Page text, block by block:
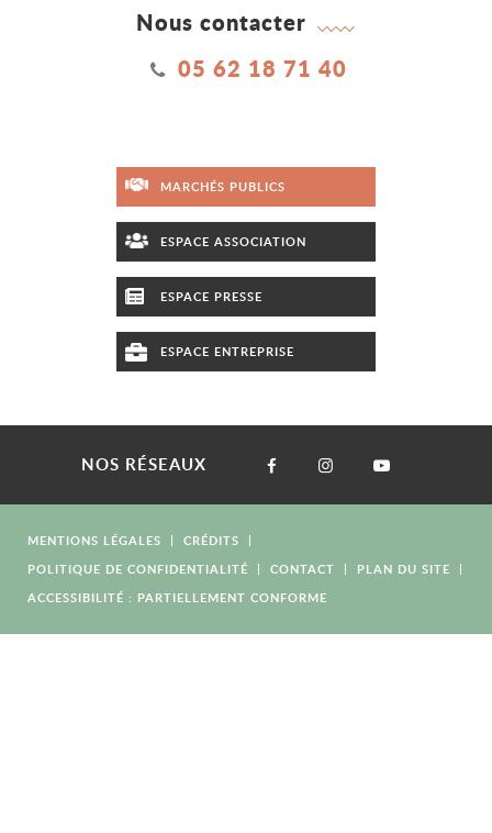
Nous contacter
05 62 18 71 40
MARCHÉS PUBLICS
ESPACE ASSOCIATION
ESPACE PRESSE
ESPACE ENTREPRISE
NOS RÉSEAUX
MENTIONS LÉGALES
CRÉDITS
POLITIQUE DE CONFIDENTIALITÉ
CONTACT
PLAN DU SITE
ACCESSIBILITÉ : PARTIELLEMENT CONFORME